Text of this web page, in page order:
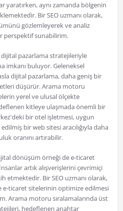
yaratırken, aynı zamanda bölgenin
Bir SEO uzmanı olarak,
gözlemleyerek ve analiz
perspektif sunabilirim.
pazarlama stratejileriyle
imkanı buluyor. Geleneksel
dijital pazarlama, daha geniş bir
düşürür. Arama motoru
yerel ve ulusal ölçekte
kitleye ulaşmada önemli bir
bir otel işletmesi, uygun
bir web sitesi aracılığıyla daha
oranını artırabilir.
dönüşüm örneği de e-ticaret
artık alışverişlerini çevrimiçi
etmektedir. Bir SEO uzmanı olarak,
e-ticaret sitelerinin optimize edilmesi
Arama motoru sıralamalarında üst
hedeflenen anahtar